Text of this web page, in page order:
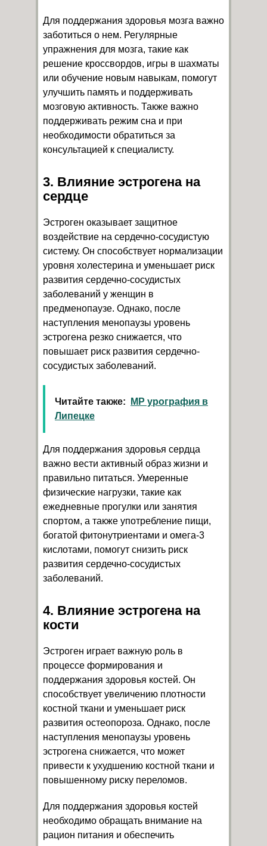
Для поддержания здоровья мозга важно
заботиться о нем. Регулярные
упражнения для мозга, такие как
решение кроссвордов, игры в шахматы
или обучение новым навыкам, помогут
улучшить память и поддерживать
мозговую активность. Также важно
поддерживать режим сна и при
необходимости обратиться за
консультацией к специалисту.
3. Влияние эстрогена на
сердце
Эстроген оказывает защитное
воздействие на сердечно-сосудистую
систему. Он способствует нормализации
уровня холестерина и уменьшает риск
развития сердечно-сосудистых
заболеваний у женщин в
предменопаузе. Однако, после
наступления менопаузы уровень
эстрогена резко снижается, что
повышает риск развития сердечно-
сосудистых заболеваний.
Читайте также:
МР урография в
Липецке
Для поддержания здоровья сердца
важно вести активный образ жизни и
правильно питаться. Умеренные
физические нагрузки, такие как
ежедневные прогулки или занятия
спортом, а также употребление пищи,
богатой фитонутриентами и омега-3
кислотами, помогут снизить риск
развития сердечно-сосудистых
заболеваний.
4. Влияние эстрогена на
кости
Эстроген играет важную роль в
процессе формирования и
поддержания здоровья костей. Он
способствует увеличению плотности
костной ткани и уменьшает риск
развития остеопороза. Однако, после
наступления менопаузы уровень
эстрогена снижается, что может
привести к ухудшению костной ткани и
повышенному риску переломов.
Для поддержания здоровья костей
необходимо обращать внимание на
рацион питания и обеспечить